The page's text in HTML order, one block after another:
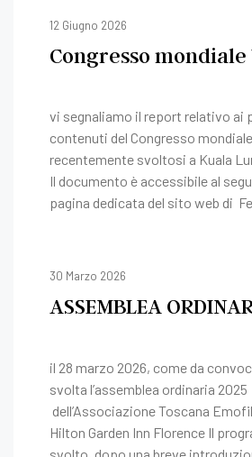
12 Giugno 2026
Congresso mondiale
vi segnaliamo il report relativo ai
contenuti del Congresso
recentemente svoltosi a Kuala
Il documento è accessibile al
pagina dedicata del sito web di
30 Marzo 2026
ASSEMBLEA
il 28 marzo 2026, come da
svolta l’assemblea ordinaria 2025
dell’Associazione Toscana
Hilton Garden Inn Florence Il